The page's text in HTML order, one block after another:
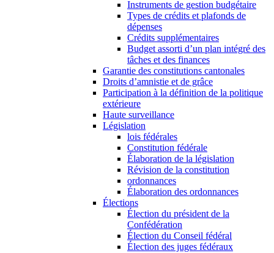
Instruments de gestion budgétaire
Types de crédits et plafonds de
dépenses
Crédits supplémentaires
Budget assorti d’un plan intégré des
tâches et des finances
Garantie des constitutions cantonales
Droits d’amnistie et de grâce
Participation à la définition de la politique
extérieure
Haute surveillance
Législation
lois fédérales
Constitution fédérale
Élaboration de la législation
Révision de la constitution
ordonnances
Élaboration des ordonnances
Élections
Élection du président de la
Confédération
Élection du Conseil fédéral
Élection des juges fédéraux